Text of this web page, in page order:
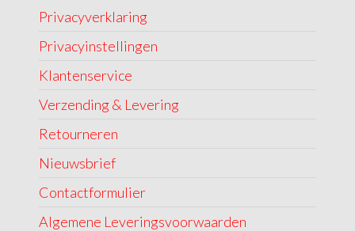
Privacyverklaring
Privacyinstellingen
Klantenservice
Verzending & Levering
Retourneren
Nieuwsbrief
Contactformulier
Algemene Leveringsvoorwaarden